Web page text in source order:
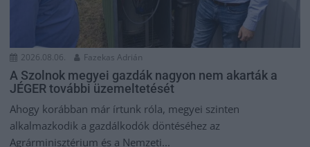
2026.08.06. Fazekas Adrián
A Szolnok megyei gazdák nagyon nem akarták a
JÉGER további üzemeltetését
Ahogy korábban már írtunk róla, megyei szinten
alkalmazkodik a gazdálkodók döntéséhez az
Agrárminisztérium és a Nemzeti...